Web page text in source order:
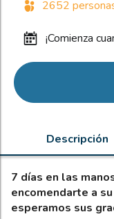
2652
¡comienza
Descripción
7 días en las
encomendarte a
esperamos sus